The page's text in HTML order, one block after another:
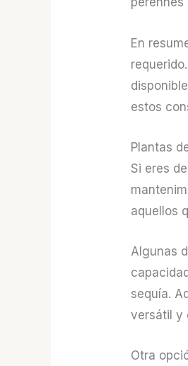
En
estos
Plantas
Si eres
aquellos
Algunas
sequía.
versátil y
Otra